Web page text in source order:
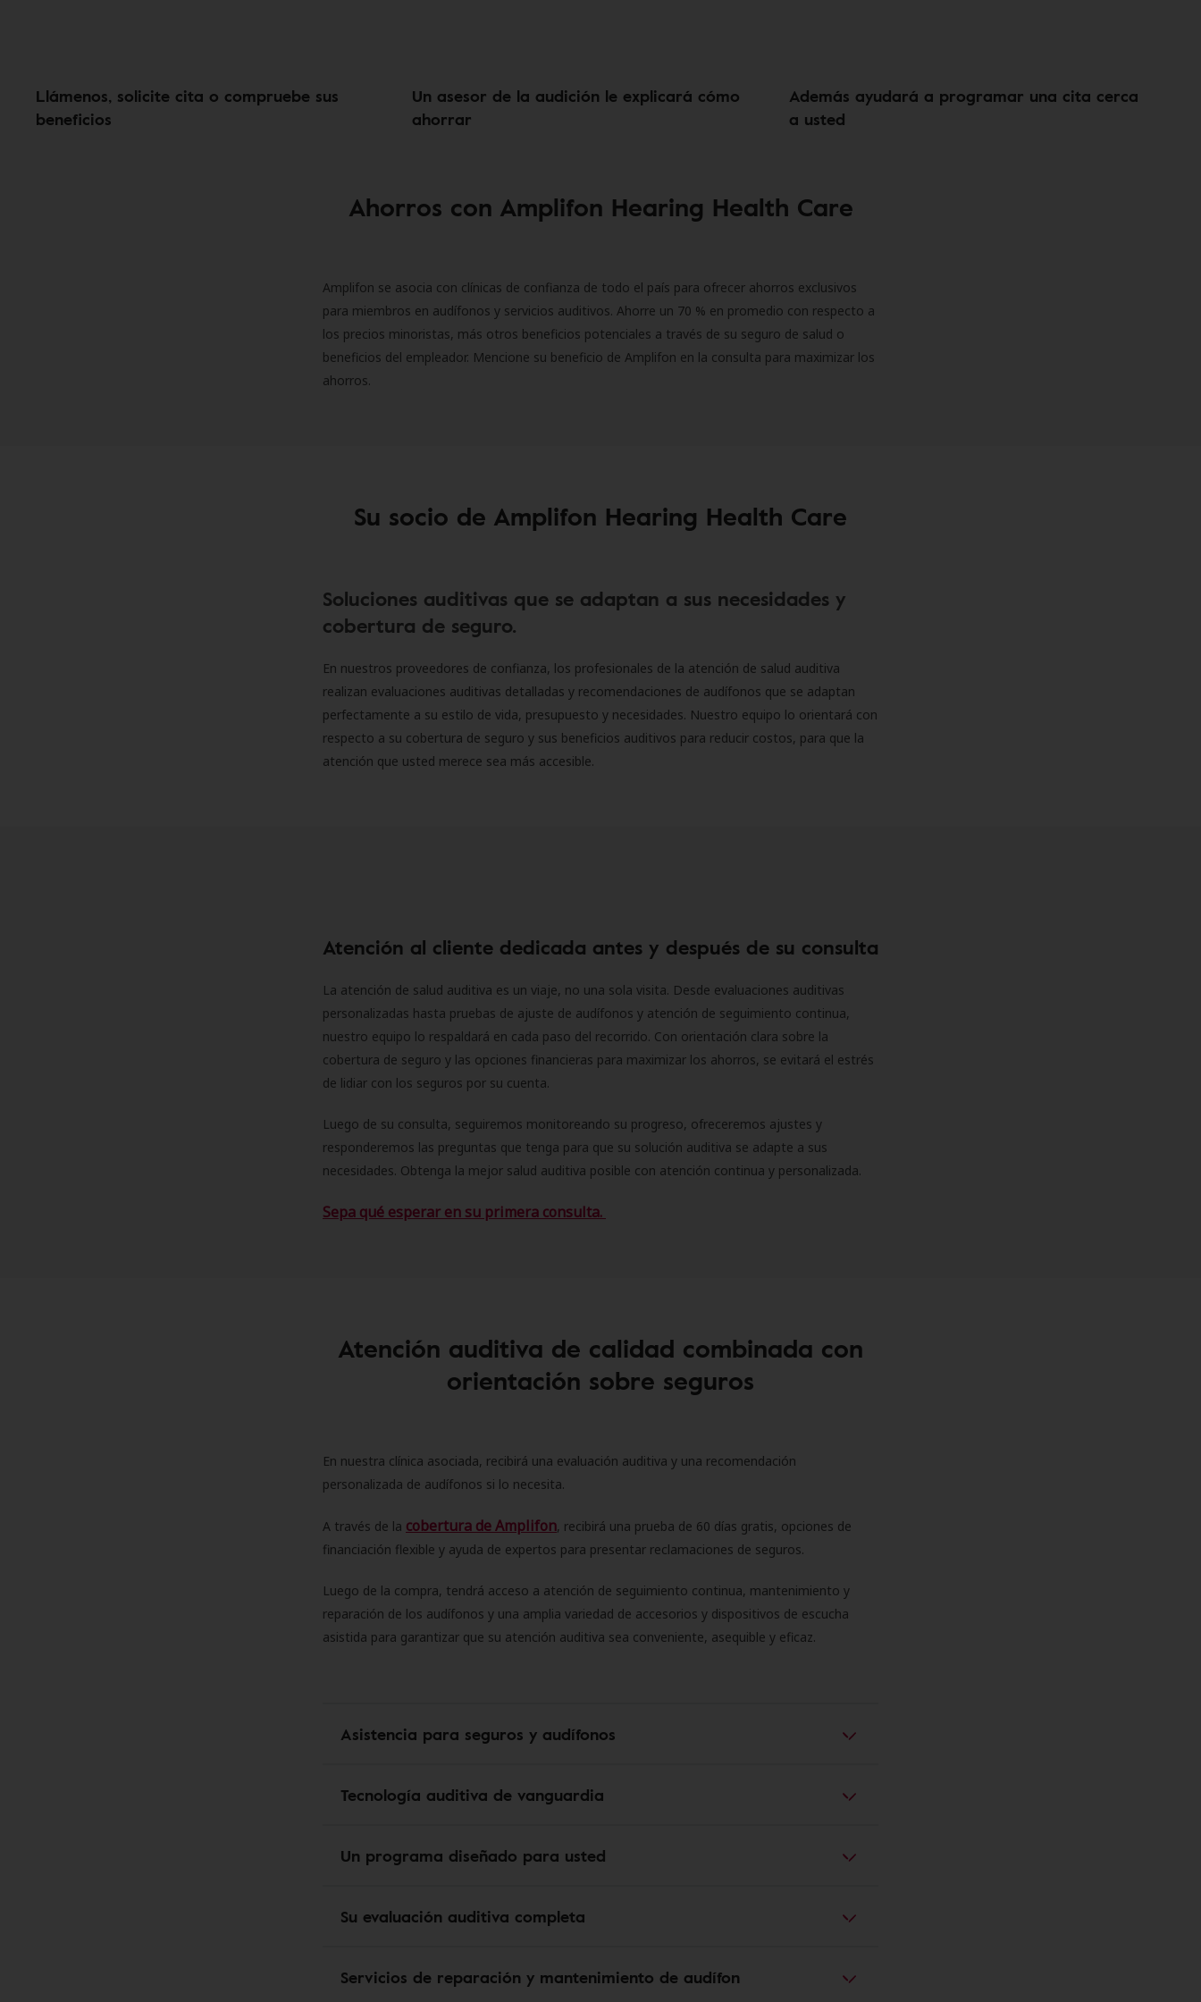
Llámenos, solicite cita o compruebe sus
beneficios
Un asesor de la audición le explicará cómo
ahorrar
Además ayudará a programar una cita cerca
a usted
Ahorros con Amplifon Hearing Health Care
Amplifon se asocia con clínicas de confianza de todo el país para ofrecer ahorros exclusivos
para miembros en audífonos y servicios auditivos. Ahorre un 70 % en promedio con respecto a
los precios minoristas, más otros beneficios potenciales a través de su seguro de salud o
beneficios del empleador. Mencione su beneficio de Amplifon en la consulta para maximizar los
ahorros.
Su socio de Amplifon Hearing Health Care
Soluciones auditivas que se adaptan a sus necesidades y
cobertura de seguro.
En nuestros proveedores de confianza, los profesionales de la atención de salud auditiva
realizan evaluaciones auditivas detalladas y recomendaciones de audífonos que se adaptan
perfectamente a su estilo de vida, presupuesto y necesidades. Nuestro equipo lo orientará con
respecto a su cobertura de seguro y sus beneficios auditivos para reducir costos, para que la
atención que usted merece sea más accesible.
Atención al cliente dedicada antes y después de su consulta
La atención de salud auditiva es un viaje, no una sola visita. Desde evaluaciones auditivas
personalizadas hasta pruebas de ajuste de audífonos y atención de seguimiento continua,
nuestro equipo lo respaldará en cada paso del recorrido. Con orientación clara sobre la
cobertura de seguro y las opciones financieras para maximizar los ahorros, se evitará el estrés
de lidiar con los seguros por su cuenta.
Luego de su consulta, seguiremos monitoreando su progreso, ofreceremos ajustes y
responderemos las preguntas que tenga para que su solución auditiva se adapte a sus
necesidades. Obtenga la mejor salud auditiva posible con atención continua y personalizada.
Sepa qué esperar en su primera consulta.
Atención auditiva de calidad combinada con
orientación sobre seguros
En nuestra clínica asociada, recibirá una evaluación auditiva y una recomendación
personalizada de audífonos si lo necesita.
A través de la cobertura de Amplifon, recibirá una prueba de 60 días gratis, opciones de
financiación flexible y ayuda de expertos para presentar reclamaciones de seguros.
Luego de la compra, tendrá acceso a atención de seguimiento continua, mantenimiento y
reparación de los audífonos y una amplia variedad de accesorios y dispositivos de escucha
asistida para garantizar que su atención auditiva sea conveniente, asequible y eficaz.
Asistencia para seguros y audífonos
Tecnología auditiva de vanguardia
Un programa diseñado para usted
Su evaluación auditiva completa
Servicios de reparación y mantenimiento de audífon